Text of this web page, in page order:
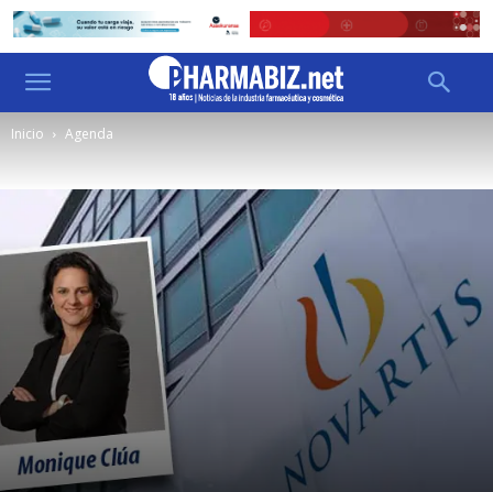
Inicio Agenda